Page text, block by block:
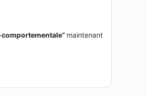
” maintenant